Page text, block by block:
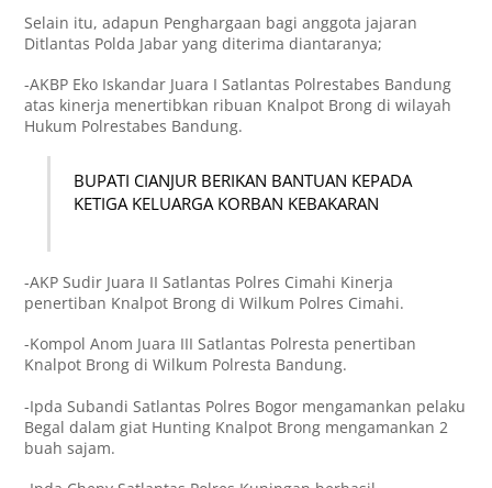
Selain itu, adapun Penghargaan bagi anggota jajaran
Ditlantas Polda Jabar yang diterima diantaranya;
-AKBP Eko Iskandar Juara I Satlantas Polrestabes Bandung
atas kinerja menertibkan ribuan Knalpot Brong di wilayah
Hukum Polrestabes Bandung.
BUPATI CIANJUR BERIKAN BANTUAN KEPADA
KETIGA KELUARGA KORBAN KEBAKARAN
-AKP Sudir Juara II Satlantas Polres Cimahi Kinerja
penertiban Knalpot Brong di Wilkum Polres Cimahi.
-Kompol Anom Juara III Satlantas Polresta penertiban
Knalpot Brong di Wilkum Polresta Bandung.
-Ipda Subandi Satlantas Polres Bogor mengamankan pelaku
Begal dalam giat Hunting Knalpot Brong mengamankan 2
buah sajam.